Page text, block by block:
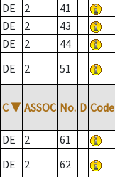
DE
2 41
DE
2 43
DE
2 44
DE
2 51
C ▼ ASSOC No. D Code
DE 2 61
DE
2 62